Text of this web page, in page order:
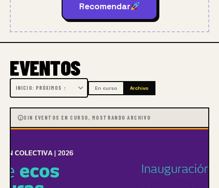
Recomendar
EVENTOS
En curso Archivo
SIN EVENTOS EN CURSO, MOSTRANDO ARCHIVO